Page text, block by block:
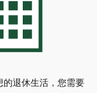
的退休生活，您需要